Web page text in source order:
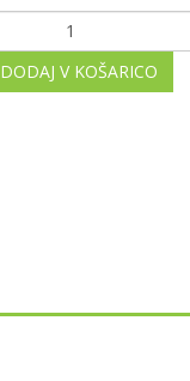
DODAJ V KOŠARICO